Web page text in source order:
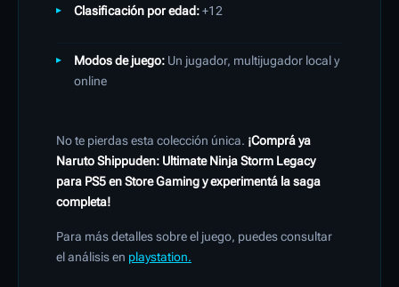
Clasificación por edad:+12
Modos de juego: Un jugador, multijugador local y
online
No te pierdas esta colección única. ¡Comprá ya
Naruto Shippuden: Ultimate Ninja Storm Legacy
para PS5 en Store Gaming y experimentá la saga
completa!
Para más detalles sobre el juego, puedes consultar
el análisis en playstation.